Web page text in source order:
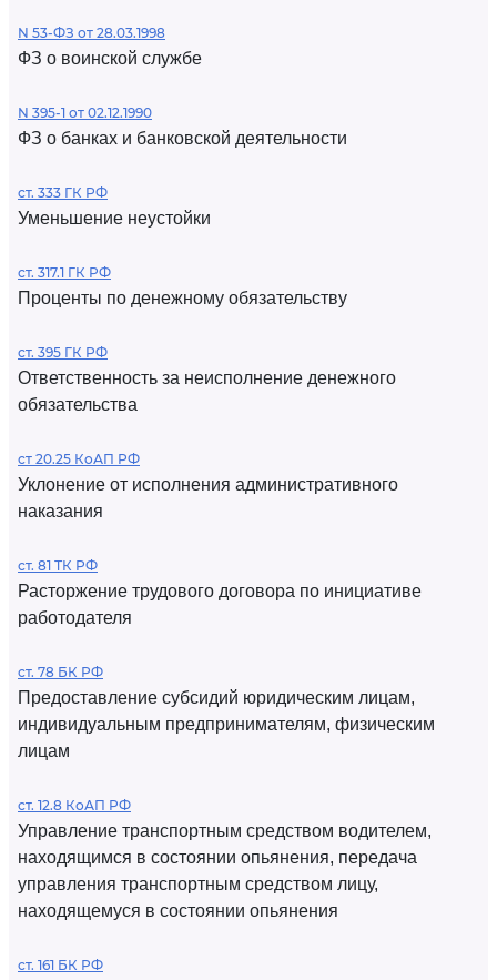
N 53-ФЗ от 28.03.1998
ФЗ о воинской службе
N 395-1 от 02.12.1990
ФЗ о банках и банковской деятельности
ст. 333 ГК РФ
Уменьшение неустойки
ст. 317.1 ГК РФ
Проценты по денежному обязательству
ст. 395 ГК РФ
Ответственность за неисполнение денежного
обязательства
ст 20.25 КоАП РФ
Уклонение от исполнения административного
наказания
ст. 81 ТК РФ
Расторжение трудового договора по инициативе
работодателя
ст. 78 БК РФ
Предоставление субсидий юридическим лицам,
индивидуальным предпринимателям, физическим
лицам
ст. 12.8 КоАП РФ
Управление транспортным средством водителем,
находящимся в состоянии опьянения, передача
управления транспортным средством лицу,
находящемуся в состоянии опьянения
ст. 161 БК РФ